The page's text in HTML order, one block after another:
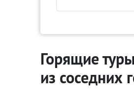
Горящие
из соседних